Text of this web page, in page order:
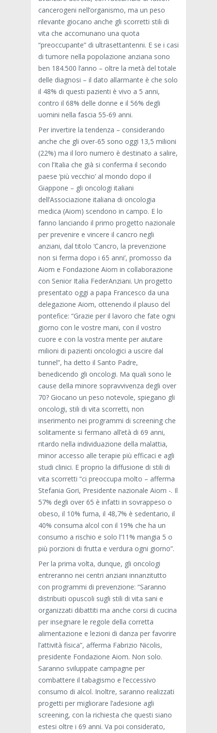
cancerogeni nell’organismo, ma un peso
rilevante giocano anche gli scorretti stili di
vita che accomunano una quota
“preoccupante” di ultrasettantenni. E se i casi
di tumore nella popolazione anziana sono
ben 184.500 l’anno – oltre la metà del totale
delle diagnosi – il dato allarmante è che solo
il 48% di questi pazienti è vivo a 5 anni,
contro il 68% delle donne e il 56% degli
uomini nella fascia 55-69 anni.
Per invertire la tendenza – considerando
anche che gli over-65 sono oggi 13,5 milioni
(22%) ma il loro numero è destinato a salire,
con l’Italia che già si conferma il secondo
paese ‘più vecchio’ al mondo dopo il
Giappone – gli oncologi italiani
dell’Associazione italiana di oncologia
medica (Aiom) scendono in campo. E lo
fanno lanciando il primo progetto nazionale
per prevenire e vincere il cancro negli
anziani, dal titolo ‘Cancro, la prevenzione
non si ferma dopo i 65 anni’, promosso da
Aiom e Fondazione Aiom in collaborazione
con Senior Italia FederAnziani. Un progetto
presentato oggi a papa Francesco da una
delegazione Aiom, ottenendo il plauso del
pontefice: “Grazie per il lavoro che fate ogni
giorno con le vostre mani, con il vostro
cuore e con la vostra mente per aiutare
milioni di pazienti oncologici a uscire dal
tunnel”, ha detto il Santo Padre,
benedicendo gli oncologi. Ma quali sono le
cause della minore sopravvivenza degli over
70? Giocano un peso notevole, spiegano gli
oncologi, stili di vita scorretti, non
inserimento nei programmi di screening che
solitamente si fermano all’età di 69 anni,
ritardo nella individuazione della malattia,
minor accesso alle terapie più efficaci e agli
studi clinici. E proprio la diffusione di stili di
vita scorretti “ci preoccupa molto – afferma
Stefania Gori, Presidente nazionale Aiom -. Il
57% degli over 65 è infatti in sovrappeso o
obeso, il 10% fuma, il 48,7% è sedentario, il
40% consuma alcol con il 19% che ha un
consumo a rischio e solo l’11% mangia 5 o
più porzioni di frutta e verdura ogni giorno”.
Per la prima volta, dunque, gli oncologi
entreranno nei centri anziani innanzitutto
con programmi di prevenzione: “Saranno
distribuiti opuscoli sugli stili di vita sani e
organizzati dibattiti ma anche corsi di cucina
per insegnare le regole della corretta
alimentazione e lezioni di danza per favorire
l’attività fisica”, afferma Fabrizio Nicolis,
presidente Fondazione Aiom. Non solo.
Saranno sviluppate campagne per
combattere il tabagismo e l’eccessivo
consumo di alcol. Inoltre, saranno realizzati
progetti per migliorare l’adesione agli
screening, con la richiesta che questi siano
estesi oltre i 69 anni. Va poi considerato,